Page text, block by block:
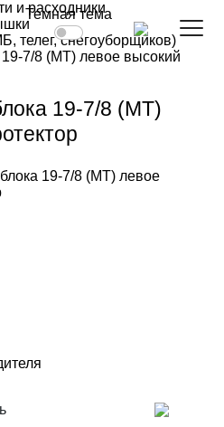
Темная тема
и расходники
телег, снегоуборщиков)
7/8 (MT) левое высокий
19-7/8 (MT)